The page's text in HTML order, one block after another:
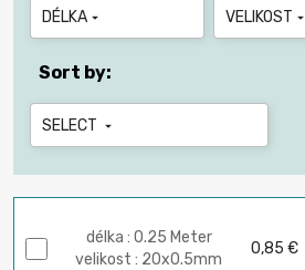
DÉLKA  VELIKOST 
Sort by:
SELECT 
délka : 0.25 Meter
velikost : 20x0.5mm
0,85 €